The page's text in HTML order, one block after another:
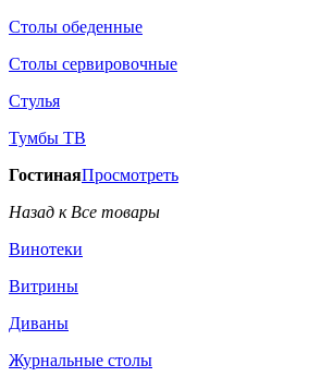
Столы обеденные
Столы сервировочные
Стулья
Тумбы ТВ
ГостинаяПросмотреть
Назад к Все товары
Винотеки
Витрины
Диваны
Журнальные столы